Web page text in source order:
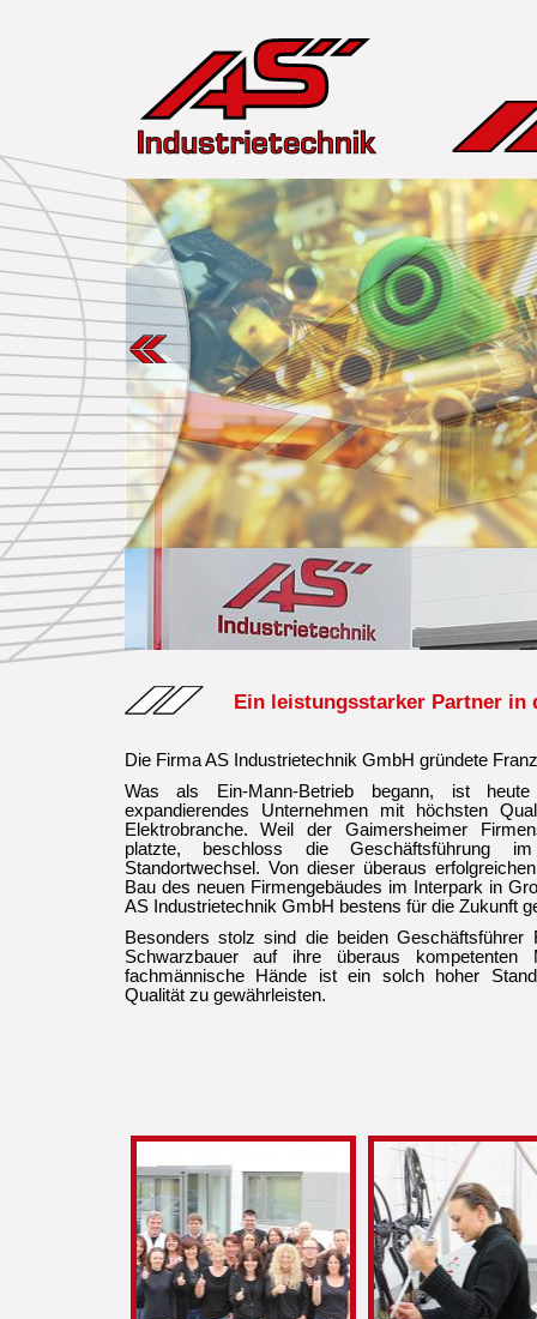
Die Firma AS Industrietechnik GmbH gründete
Was als Ein-Mann-Betrieb begann, ist
expandierendes Unternehmen mit höchsten
Elektrobranche. Weil der Gaimersheimer
platzte, beschloss die Geschäftsführung
Standortwechsel. Von dieser überaus
Bau des neuen Firmengebäudes im Interpark in
AS Industrietechnik GmbH bestens für die Zukunft
Besonders stolz sind die beiden Geschäftsführer
Schwarzbauer auf ihre überaus kompetenten
fachmännische Hände ist ein solch hoher
Qualität zu gewährleisten.
Ein leistungsstarker Partner in